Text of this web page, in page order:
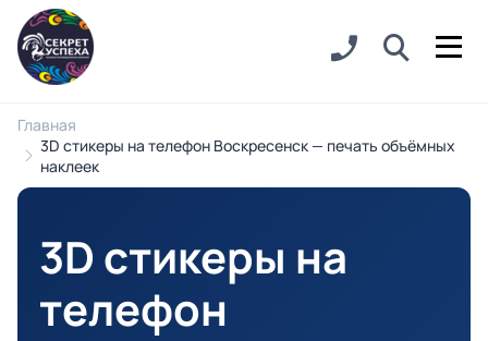
Главная
3D стикеры на телефон Воскресенск — печать объёмных
наклеек
3D стикеры на
телефон